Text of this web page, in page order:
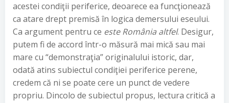
acestei condiţii periferice, deoarece ea funcţionează
ca atare drept premisă în logica demersului eseului.
Ca argument pentru ce este România altfel. Desigur,
putem fi de accord într-o măsură mai mică sau mai
mare cu “demonstraţia” originalului istoric, dar,
odată atins subiectul condiţiei periferice perene,
credem că ni se poate cere un punct de vedere
propriu. Dincolo de subiectul propus, lectura critică a